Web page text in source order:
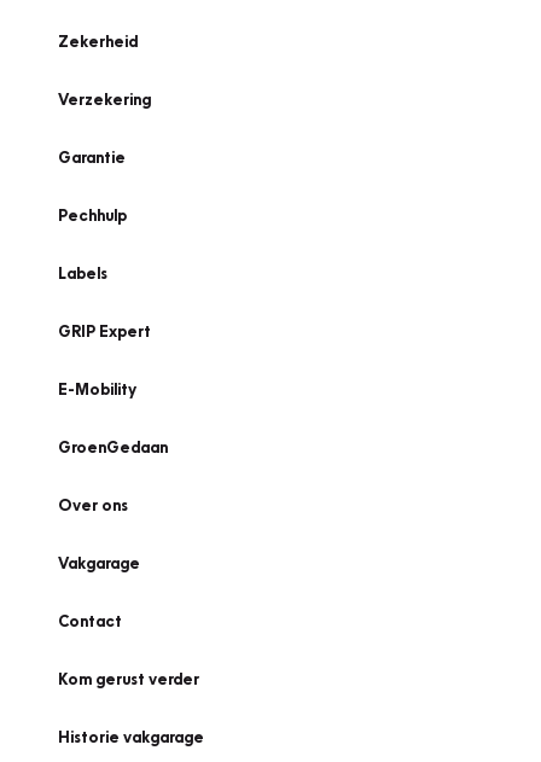
Zekerheid
Verzekering
Garantie
Pechhulp
Labels
GRIP Expert
E-Mobility
GroenGedaan
Over ons
Vakgarage
Contact
Kom gerust verder
Historie vakgarage